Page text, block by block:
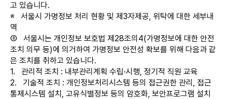
고 있습니다.
※ 서울시 가명정보 처리 현황 및 제3자제공, 위탁에 대한 세부내
역
② 서울시는 개인정보 보호법 제28조의4(가명정보에 대한 안전
조치 의무 등)에 의거하여 가명정보 안전성 확보를 위해 다음과 같
은 조치를 취하고 있습니다.
1. 관리적 조치 : 내부관리계획 수립·시행, 정기적 직원 교육
2. 기술적 조치 : 개인정보처리시스템 등의 접근권한 관리, 접근
통제시스템 설치, 고유식별정보 등의 암호화, 보안프로그램 설치